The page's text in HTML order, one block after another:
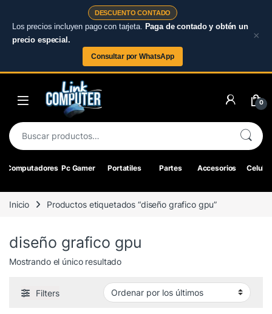
DESCUENTO CONTADO
Los precios incluyen pago con tarjeta. Paga de contado y obtén un
precio especial.
Consultar por WhatsApp
×
Skip to navigation
0
Buscar por:
Computadores Pc Gamer Portatiles Partes Accesorios
Inicio Productos etiquetados “diseño grafico gpu”
diseño grafico gpu
Mostrando el único resultado
Filters